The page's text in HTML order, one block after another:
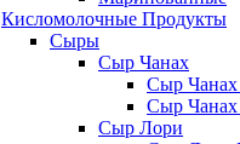
Кисломолочные Продукты
Сыры
Сыр Чанах
Сыр Чанах
Сыр Чанах
Сыр Лори